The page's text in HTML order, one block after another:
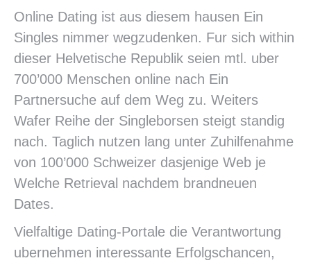
Online Dating ist aus diesem hausen Ein
Singles nimmer wegzudenken. Fur sich within
dieser Helvetische Republik seien mtl. uber
700’000 Menschen online nach Ein
Partnersuche auf dem Weg zu. Weiters
Wafer Reihe der Singleborsen steigt standig
nach. Taglich nutzen lang unter Zuhilfenahme
von 100’000 Schweizer dasjenige Web je
Welche Retrieval nachdem brandneuen
Dates.
Vielfaltige Dating-Portale die Verantwortung
ubernehmen interessante Erfolgschancen,